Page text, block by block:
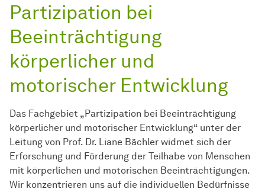
Partizipation bei
Beeinträchtigung
körperlicher und
motorischer Entwicklung
Das Fachgebiet „Partizipation bei Beeinträchtigung
körperlicher und motorischer Entwicklung“ unter der
Leitung von Prof. Dr. Liane Bächler widmet sich der
Erforschung und Förderung der Teilhabe von Menschen
mit körperlichen und motorischen Beeinträchtigungen.
Wir konzentrieren uns auf die individuellen Bedürfnisse